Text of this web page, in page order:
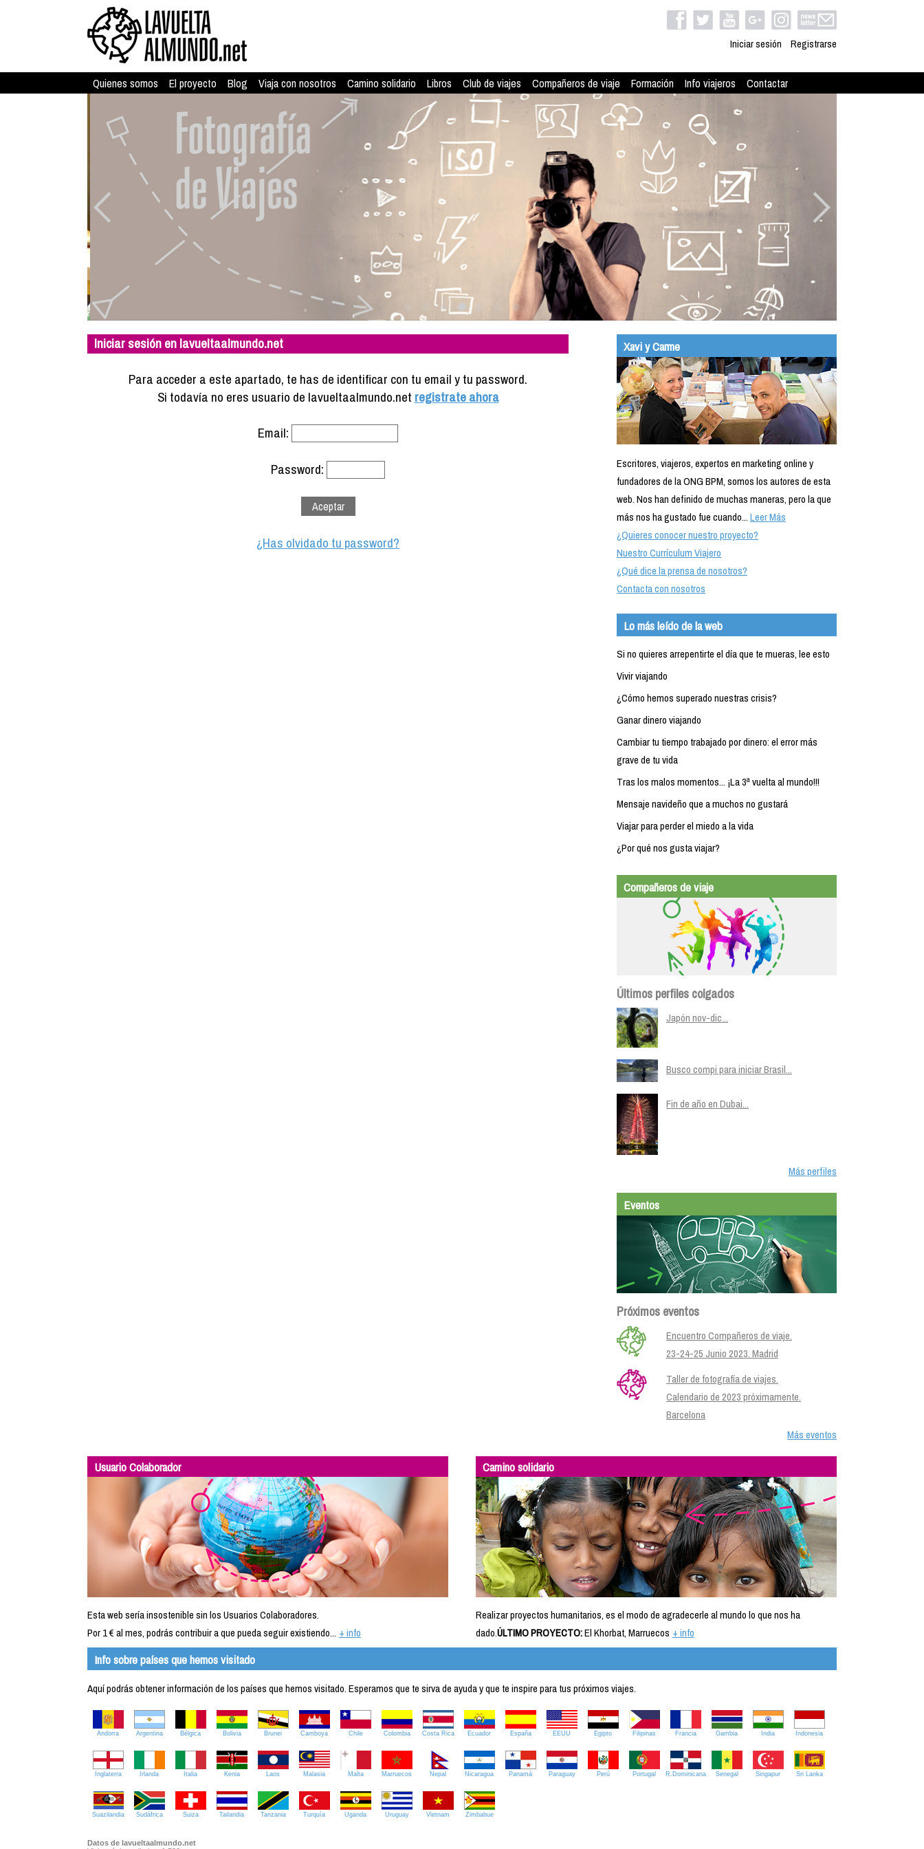
Iniciar sesión Registrarse
Quienes somos El proyecto Blog Viaja con nosotros Camino solidario Libros Club de viajes Compañeros de viaje Formación Info viajeros Contactar
Iniciar sesión en lavueltaalmundo.net
Para acceder a este apartado, te has de identificar con tu email y tu password.
Si todavía no eres usuario de lavueltaalmundo.net registrate ahora
Email:
Password:
¿Has olvidado tu password?
Xavi y Carme
Escritores, viajeros, expertos en marketing online y
fundadores de la ONG BPM, somos los autores de esta
web. Nos han definido de muchas maneras, pero la que
más nos ha gustado fue cuando...Leer Más
¿Quieres conocer nuestro proyecto?
Nuestro Currículum Viajero
¿Qué dice la prensa de nosotros?
Contacta con nosotros
Lo más leído de la web
Si no quieres arrepentirte el día que te mueras, lee esto
Vivir viajando
¿Cómo hemos superado nuestras crisis?
Ganar dinero viajando
Cambiar tu tiempo trabajado por dinero: el error más
grave de tu vida
Tras los malos momentos... ¡La 3ª vuelta al mundo!!!
Mensaje navideño que a muchos no gustará
Viajar para perder el miedo a la vida
¿Por qué nos gusta viajar?
Compañeros de viaje
Últimos perfiles colgados
Japón nov-dic...
Busco compi para iniciar Brasil...
Fin de año en Dubai...
Más perfiles
Eventos
Próximos eventos
Encuentro Compañeros de viaje.
23-24-25 Junio 2023. Madrid
Taller de fotografía de viajes.
Calendario de 2023 próximamente.
Barcelona
Más eventos
Usuario Colaborador
Esta web sería insostenible sin los Usuarios Colaboradores.
Por 1 € al mes, podrás contribuir a que pueda seguir existiendo... + info
Camino solidario
Realizar proyectos humanitarios, es el modo de agradecerle al mundo lo que nos ha
dado.ÚLTIMO PROYECTO:El Khorbat, Marruecos + info
Info sobre países que hemos visitado
Aquí podrás obtener información de los países que hemos visitado. Esperamos que te sirva de ayuda y que te inspire para tus próximos viajes.
Andorra Argentina Bélgica Bolivia Brunei Camboya Chile Colombia Costa Rica Ecuador España EEUU Egipto Filipinas Francia Gambia India Indonesia
Inglaterra Irlanda Italia Kenia Laos Malasia Malta Marruecos Nepal Nicaragua Panamá Paraguay Perú Portugal R.Dominicana Senegal Singapur Sri Lanka
Suazilandia Sudáfrica Suiza Tailandia Tanzania Turquía Uganda Uruguay Vietnam Zimbabue
Datos de lavueltaalmundo.net